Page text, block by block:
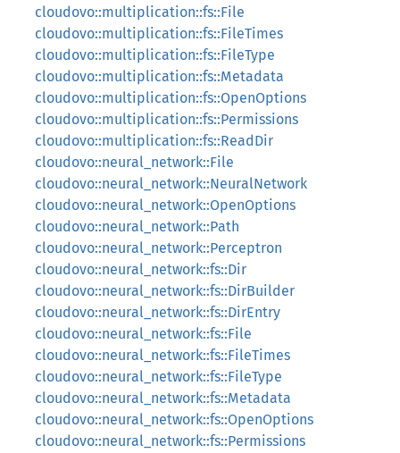
cloudovo::multiplication::fs::File
cloudovo::multiplication::fs::FileTimes
cloudovo::multiplication::fs::FileType
cloudovo::multiplication::fs::Metadata
cloudovo::multiplication::fs::OpenOptions
cloudovo::multiplication::fs::Permissions
cloudovo::multiplication::fs::ReadDir
cloudovo::neural_network::File
cloudovo::neural_network::NeuralNetwork
cloudovo::neural_network::OpenOptions
cloudovo::neural_network::Path
cloudovo::neural_network::Perceptron
cloudovo::neural_network::fs::Dir
cloudovo::neural_network::fs::DirBuilder
cloudovo::neural_network::fs::DirEntry
cloudovo::neural_network::fs::File
cloudovo::neural_network::fs::FileTimes
cloudovo::neural_network::fs::FileType
cloudovo::neural_network::fs::Metadata
cloudovo::neural_network::fs::OpenOptions
cloudovo::neural_network::fs::Permissions